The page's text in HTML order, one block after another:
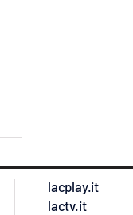
lacplay.it
lactv.it